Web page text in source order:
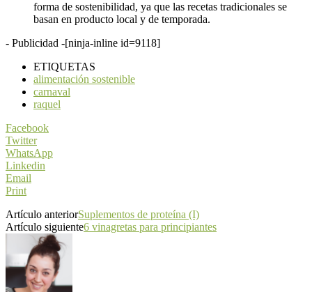
forma de sostenibilidad, ya que las recetas tradicionales se
basan en producto local y de temporada.
- Publicidad -[ninja-inline id=9118]
ETIQUETAS
alimentación sostenible
carnaval
raquel
Facebook
Twitter
WhatsApp
Linkedin
Email
Print
Artículo anteriorSuplementos de proteína (I)
Artículo siguiente6 vinagretas para principiantes